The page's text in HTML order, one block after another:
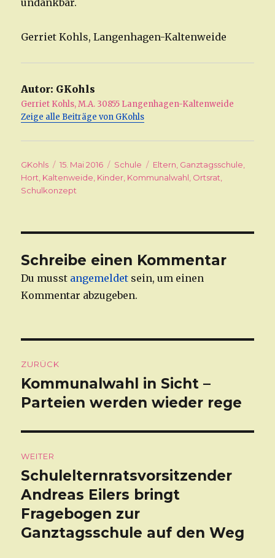
undankbar.
Gerriet Kohls, Langenhagen-Kaltenweide
Autor: GKohls
Gerriet Kohls, M.A. 30855 Langenhagen-Kaltenweide
Zeige alle Beiträge von GKohls
Autor
GKohls
Veröffentlicht
am
15. Mai 2016 Kategorien
Schule Schlagwörter
Eltern, Ganztagsschule,
Hort, Kaltenweide, Kinder, Kommunalwahl, Ortsrat,
Schulkonzept
Schreibe einen Kommentar
Du musst angemeldet sein, um einen
Kommentar abzugeben.
ZURÜCK
Vorheriger
Beitrag:
Kommunalwahl in Sicht –
Parteien werden wieder rege
WEITER
Nächster
Beitrag:
Schulelternratsvorsitzender
Andreas Eilers bringt
Fragebogen zur
Ganztagsschule auf den Weg